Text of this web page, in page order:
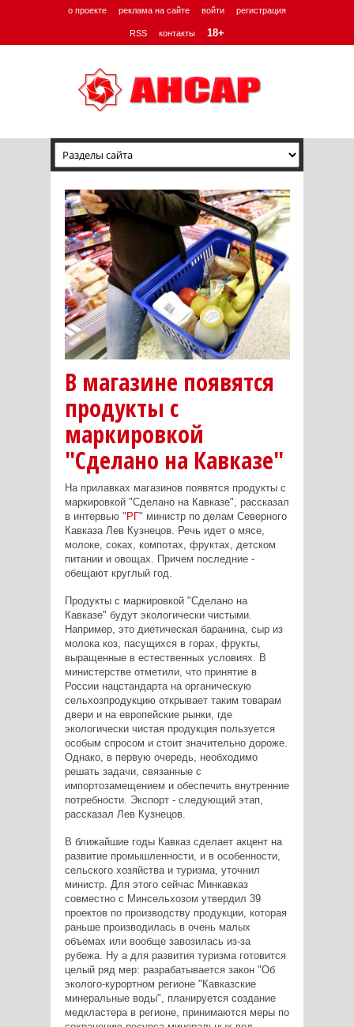
о проекте реклама на сайте войти регистрация
RSS контакты 18+
В магазине появятся
продукты с
маркировкой
"Сделано на Кавказе"
На прилавках магазинов появятся продукты с
маркировкой "Сделано на Кавказе", рассказал
в интервью " РГ" министр по делам Северного
Кавказа Лев Кузнецов. Речь идет о мясе,
молоке, соках, компотах, фруктах, детском
питании и овощах. Причем последние -
обещают круглый год.
Продукты с маркировкой "Сделано на
Кавказе" будут экологически чистыми.
Например, это диетическая баранина, сыр из
молока коз, пасущихся в горах, фрукты,
выращенные в естественных условиях. В
министерстве отметили, что принятие в
России нацстандарта на органическую
сельхозпродукцию открывает таким товарам
двери и на европейские рынки, где
экологически чистая продукция пользуется
особым спросом и стоит значительно дороже.
Однако, в первую очередь, необходимо
решать задачи, связанные с
импортозамещением и обеспечить внутренние
потребности. Экспорт - следующий этап,
рассказал Лев Кузнецов.
В ближайшие годы Кавказ сделает акцент на
развитие промышленности, и в особенности,
сельского хозяйства и туризма, уточнил
министр. Для этого сейчас Минкавказ
совместно с Минсельхозом утвердил 39
проектов по производству продукции, которая
раньше производилась в очень малых
объемах или вообще завозилась из-за
рубежа. Ну а для развития туризма готовится
целый ряд мер: разрабатывается закон "Об
эколого-курортном регионе "Кавказские
минеральные воды", планируется создание
медкластера в регионе, принимаются меры по